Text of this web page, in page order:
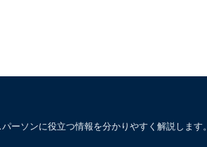
ーソンに役立つ情報を分かりやすく解説します。